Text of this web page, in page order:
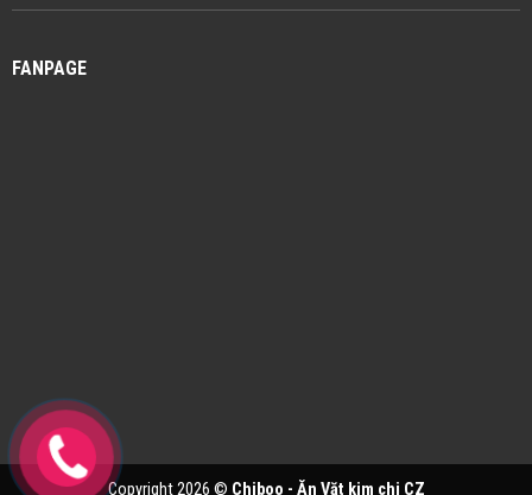
FANPAGE
Copyright 2026 © Chiboo - Ăn Vặt kim chi CZ